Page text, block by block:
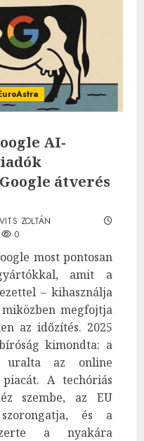
AI-
átverés
ZOLTÁN
0
most pontosan
amit a
– kihasználja
megfojtja
az időzítés. 2025
kimondta: a
uralta az online
A techóriás
szembe, az EU
és a
a nyakára